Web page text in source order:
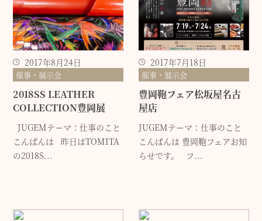
2017年8月24日
催事・展示会
2018SS LEATHER
COLLECTION豊岡展
JUGEMテーマ：仕事のこと
こんばんは 昨日はTOMITA
の2018S...
2017年7月18日
催事・展示会
豊岡鞄フェア松坂屋名古
屋店
JUGEMテーマ：仕事のこと
こんばんは 豊岡鞄フェアお知
らせです。 フ...